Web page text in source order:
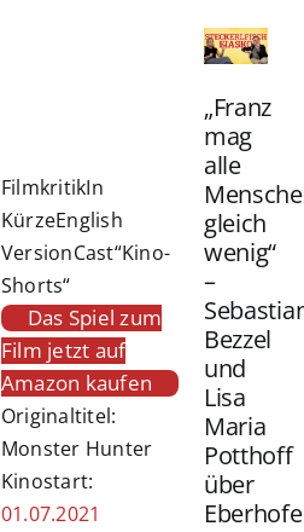
FilmkritikIn
KürzeEnglish
VersionCast“Kino-
Shorts“
Das Spiel zum
Film jetzt auf
Amazon kaufen
Originaltitel:
Monster Hunter
Kinostart:
01.07.2021
„Franz
mag
alle
gleich
wenig“
–
Bezzel
und
Lisa
Maria
Potthoff
über